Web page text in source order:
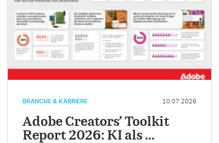
BRANCHE & KARRIERE 10.07.2026
Adobe Creators’ Toolkit
Report 2026: KI als …